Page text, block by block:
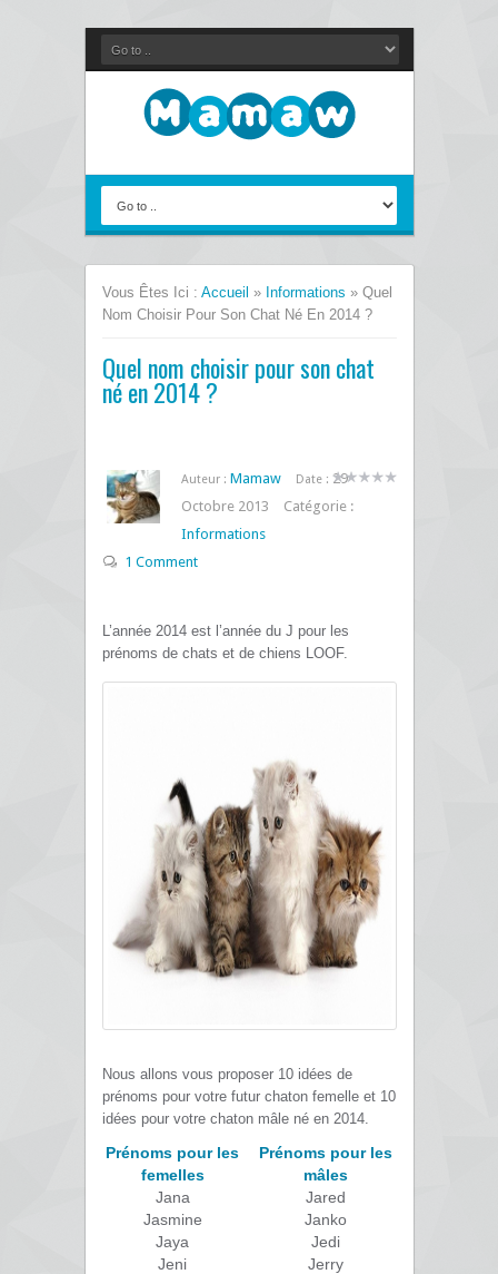
Vous Êtes Ici : Accueil » Informations » Quel
Nom Choisir Pour Son Chat Né En 2014 ?
Quel nom choisir pour son chat
né en 2014 ?
Auteur : Mamaw Date : 29
Octobre 2013
Catégorie :
Informations
1 Comment
L’année 2014 est l’année du J pour les
prénoms de chats et de chiens LOOF.
Nous allons vous proposer 10 idées de
prénoms pour votre futur chaton femelle et 10
idées pour votre chaton mâle né en 2014.
Prénoms pour les
femelles
Prénoms pour les
mâles
Jana
Jared
Jasmine
Janko
Jaya
Jedi
Jeni
Jerry